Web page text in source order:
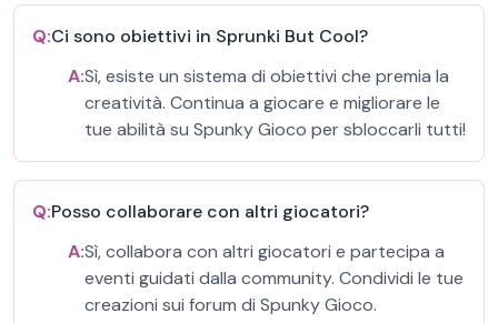
Q:Ci sono obiettivi in Sprunki But Cool?
A:Sì, esiste un sistema di obiettivi che premia la
creatività. Continua a giocare e migliorare le
tue abilità su Spunky Gioco per sbloccarli tutti!
Q:Posso collaborare con altri giocatori?
A:Sì, collabora con altri giocatori e partecipa a
eventi guidati dalla community. Condividi le tue
creazioni sui forum di Spunky Gioco.